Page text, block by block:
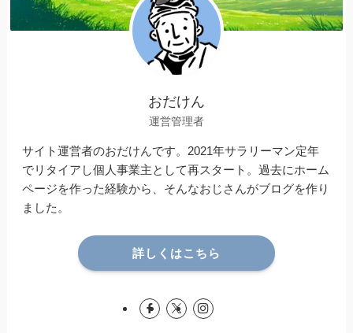
おだけん
運営管理者
サイト運営者のおだけんです。2021年サラリーマン定年
でリタイアし個人事業主として再スタート。過去にホーム
ページを作った経験から、そんなおじさんがブログを作り
ました。
詳しくはこちら